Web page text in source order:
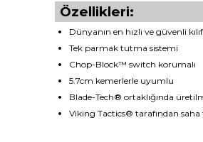
Özellikleri:
Dünyanın en hızlı ve güvenli
Tek parmak tutma sistemi
Chop-Block™ switch korumalı
5.7cm kemerlerle uyumlu
Blade-Tech® ortaklığında
Viking Tactics® tarafından saha